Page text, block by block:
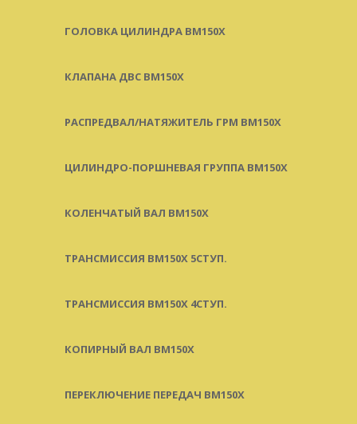
ГОЛОВКА ЦИЛИНДРА BM150X
КЛАПАНА ДВС BM150X
РАСПРЕДВАЛ/НАТЯЖИТЕЛЬ ГРМ BM150X
ЦИЛИНДРО-ПОРШНЕВАЯ ГРУППА BM150X
КОЛЕНЧАТЫЙ ВАЛ BM150X
ТРАНСМИССИЯ BM150X 5СТУП.
ТРАНСМИССИЯ BM150X 4СТУП.
КОПИРНЫЙ ВАЛ BM150X
ПЕРЕКЛЮЧЕНИЕ ПЕРЕДАЧ BM150X